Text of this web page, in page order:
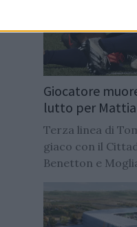
Giocatore
lutto per
Terza linea di
giaco con il
Benetton e